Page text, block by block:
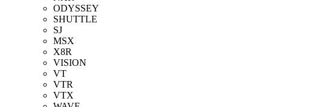
ODYSSEY
SHUTTLE
SJ
MSX
X8R
VISION
VT
VTR
VTX